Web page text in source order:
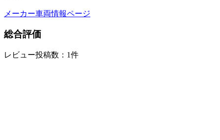
メーカー車両情報ページ
総合評価
レビュー投稿数：1件